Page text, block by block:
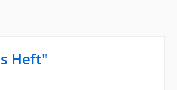
Heft"